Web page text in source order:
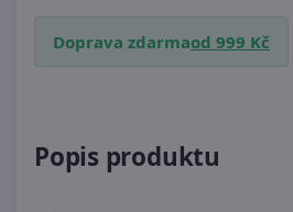
Doprava zdarmaod 999 Kč
Popis produktu